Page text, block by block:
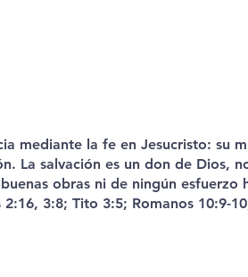
mediante la fe en Jesucristo: su
La salvación es un don de Dios,
obras ni de ningún esfuerzo
2:16, 3:8; Tito 3:5; Romanos 10:9-